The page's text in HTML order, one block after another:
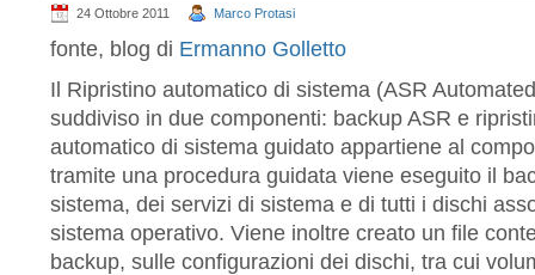
24 Ottobre 2011 Marco Protasi
fonte, blog di Ermanno Golletto
Il Ripristino automatico di sistema (ASR
suddiviso in due componenti: backup ASR e
automatico di sistema guidato appartiene al
tramite una procedura guidata viene eseguito il
sistema, dei servizi di sistema e di tutti i dischi
sistema operativo. Viene inoltre creato un file
backup, sulle configurazioni dei dischi, tra cui